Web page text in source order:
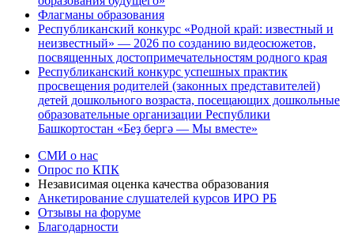
Флагманы образования
Республиканский конкурс «Родной край: известный и
неизвестный» — 2026 по созданию видеосюжетов,
посвященных достопримечательностям родного края
Республиканский конкурс успешных практик
просвещения родителей (законных представителей)
детей дошкольного возраста, посещающих дошкольные
образовательные организации Республики
Башкортостан «Беҙ бергә — Мы вместе»
СМИ о нас
Опрос по КПК
Независимая оценка качества образования
Анкетирование слушателей курсов ИРО РБ
Отзывы на форуме
Благодарности